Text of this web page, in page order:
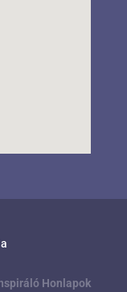
Honlapok